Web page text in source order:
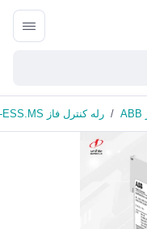
/ رله کنترل فاز ABB CM-ESS.MS